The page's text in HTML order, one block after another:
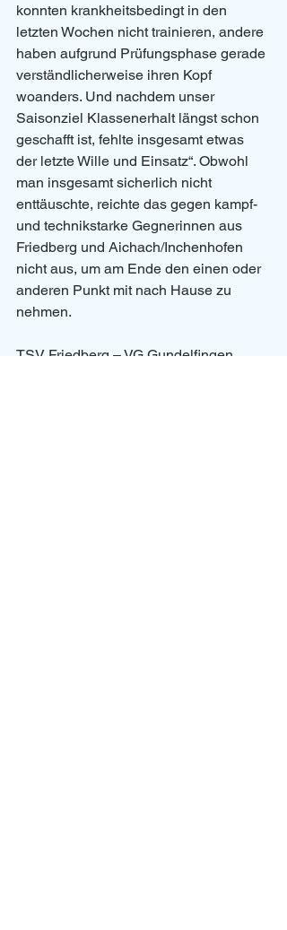
konnten krankheitsbedingt in den
letzten Wochen nicht trainieren, andere
haben aufgrund Prüfungsphase gerade
verständlicherweise ihren Kopf
woanders. Und nachdem unser
Saisonziel Klassenerhalt längst schon
geschafft ist, fehlte insgesamt etwas
der letzte Wille und Einsatz“. Obwohl
man insgesamt sicherlich nicht
enttäuschte, reichte das gegen kampf-
und technikstarke Gegnerinnen aus
Friedberg und Aichach/Inchenhofen
nicht aus, um am Ende den einen oder
anderen Punkt mit nach Hause zu
nehmen.
TSV Friedberg – VG Gundelfingen